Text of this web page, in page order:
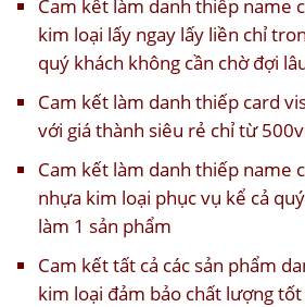
Cam kết làm danh thiếp name
kim loại lấy ngay lấy liền chỉ
quý khách không cần chờ đợi
Cam kết làm danh thiếp card
với giá thành siêu rẻ chỉ từ
Cam kết làm danh thiếp name
nhựa kim loại phục vụ kể cả
làm 1 sản phẩm
Cam kết tất cả các sản phẩm
kim loại đảm bảo chất lượng